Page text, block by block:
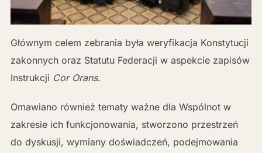
Głównym celem zebrania była weryfikacja Konstytucji
zakonnych oraz Statutu Federacji w aspekcie zapisów
Instrukcji Cor Orans.
Omawiano również tematy ważne dla Wspólnot w
zakresie ich funkcjonowania, stworzono przestrzeń
do dyskusji, wymiany doświadczeń, podejmowania